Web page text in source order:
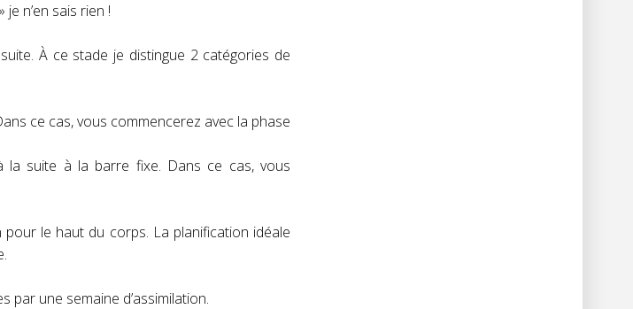
n’en sais rien !
À ce stade je distingue 2 catégories de
ce cas, vous commencerez avec la phase
suite à la barre fixe. Dans ce cas, vous
le haut du corps. La planification idéale
une semaine d’assimilation.